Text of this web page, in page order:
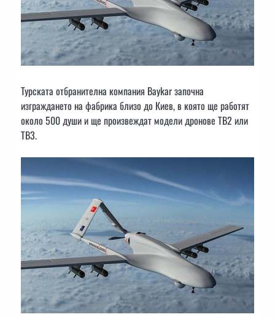
Турската отбранителна компания Baykar започна
изграждането на фабрика близо до Киев, в която ще работят
около 500 души и ще произвеждат модели дронове TB2 или
TB3.